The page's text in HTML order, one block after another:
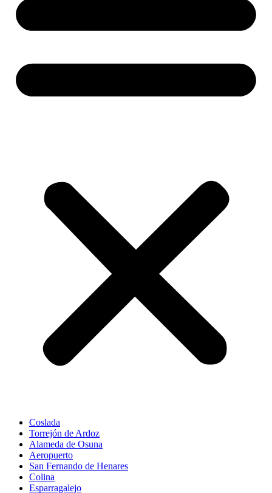
Coslada
Torrejón de Ardoz
Alameda de Osuna
Aeropuerto
San Fernando de Henares
Colina
Esparragalejo